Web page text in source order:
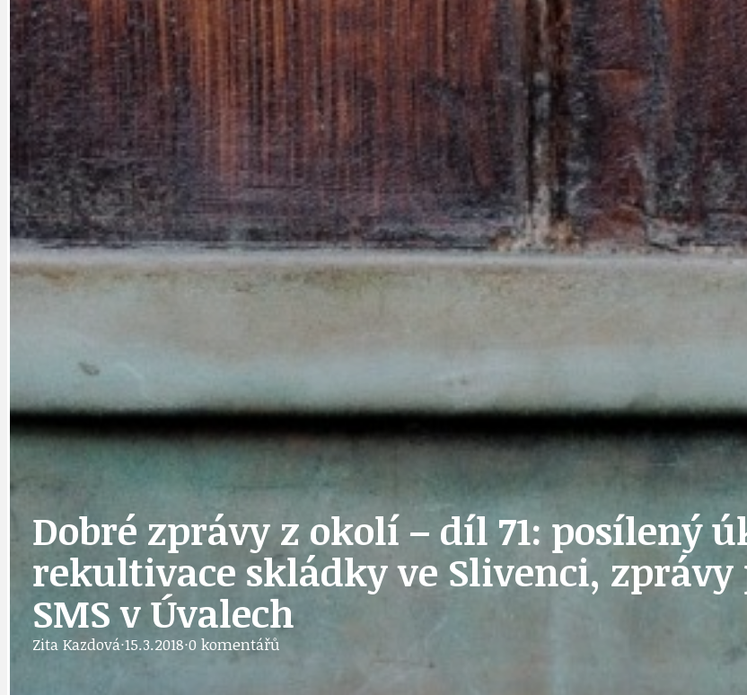
CYKLOVÝLETY
DATA A VÝROČÍ
DEZINFORMACE
DOPORUČUJEME
DOPRAVA
GRANTY A DOTACE
KRUHOVÝ OBJEZD V KOLODĚJÍCH
KULTURNÍ MOZAIKA
NÁDRAŽÍ PRAHA - KLÁNOVICE A PARKOVÁNÍ
NEZAŘAZENÉ
OBČANSKÁ SPOLEČNOST
POZVÁNKY
PRAHA UDRŽITELNÁ
PRAŽSKÉ STAVEBNÍ
PŘEVZATÉ ZPRÁVY Z
SKAUTSKÁ KLUBOVNA
Dobré zprávy z okolí – díl 71: posílený
rekultivace skládky ve Slivenci, zprávy
SMS v Úvalech
Zita Kazdová·15.3.2018·0 komentářů